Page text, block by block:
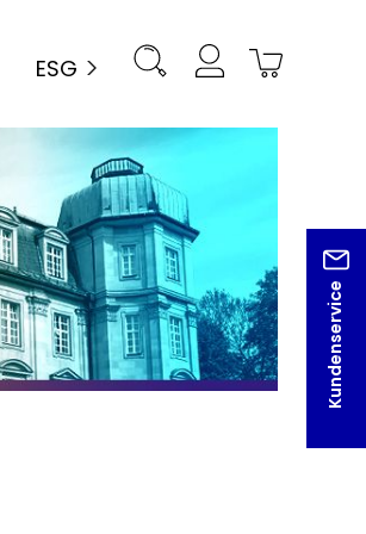
ESG
Kundenservice